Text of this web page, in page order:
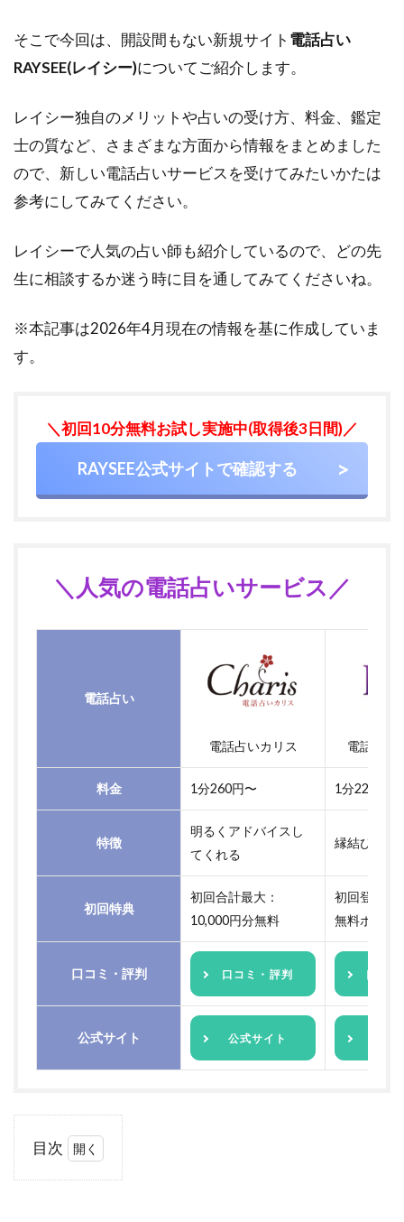
そこで今回は、開設間もない新規サイト 電話占い
RAYSEE(レイシー)についてご紹介します。
レイシー独自のメリットや占いの受け方、料金、鑑定
士の質など、さまざまな方面から情報をまとめました
ので、新しい電話占いサービスを受けてみたいかたは
参考にしてみてください。
レイシーで人気の占い師も紹介しているので、どの先
生に相談するか迷う時に目を通してみてくださいね。
※本記事は2026年4月現在の情報を基に作成していま
す。
＼初回10分無料お試し実施中(取得後3日間)／
RAYSEE公式サイトで確認する
＼人気の電話占いサービス／
電話占い
電話占いカリス 電話占い
料金 1分260円〜 1分220円〜
特徴
明るくアドバイスし
てくれる
縁結びが人
初回特典
初回合計最大：
10,000円分無料
初回登録で
無料ポイン
口コミ・評判 口コミ・評判 口コ
公式サイト 公式サイト
目次